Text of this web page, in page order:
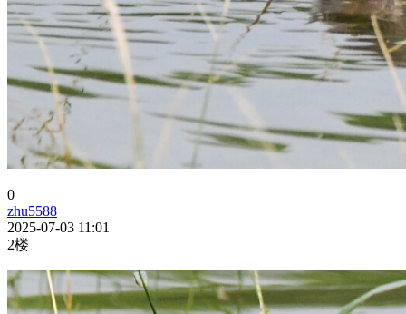
0
zhu5588
2025-07-03 11:01
2楼